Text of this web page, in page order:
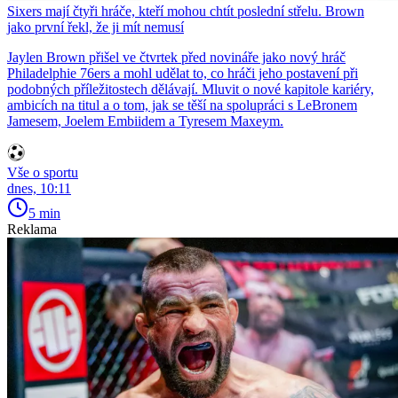
Sixers mají čtyři hráče, kteří mohou chtít poslední střelu. Brown
jako první řekl, že ji mít nemusí
Jaylen Brown přišel ve čtvrtek před novináře jako nový hráč
Philadelphie 76ers a mohl udělat to, co hráči jeho postavení při
podobných příležitostech dělávají. Mluvit o nové kapitole kariéry,
ambicích na titul a o tom, jak se těší na spolupráci s LeBronem
Jamesem, Joelem Embiidem a Tyresem Maxeym.
Vše o sportu
dnes, 10:11
5 min
Reklama